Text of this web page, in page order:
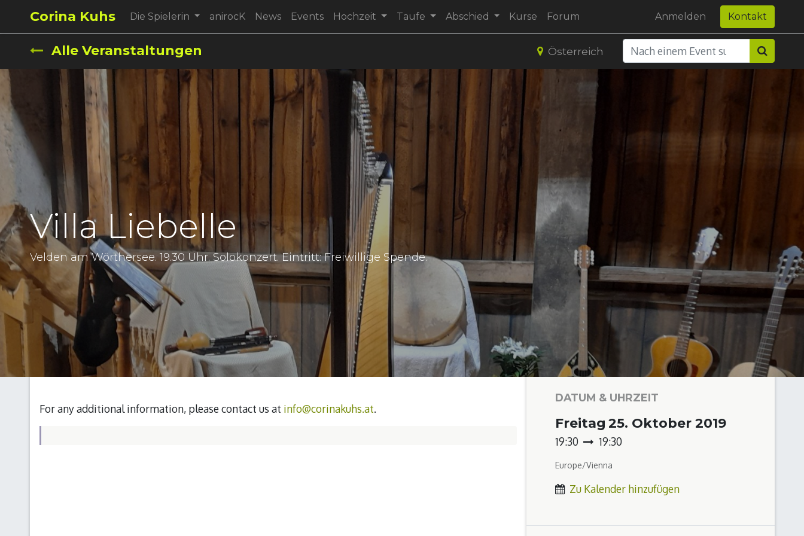
Corina Kuhs Die Spielerin anirocK News Events Hochzeit Taufe Abschied Kurse Forum Anmelden Kontakt
Alle Veranstaltungen Österreich
Villa Liebelle
Velden am Wörthersee. 19.30 Uhr. Solokonzert. Eintritt: Freiwillige Spende.
For any additional information, please contact us at info@corinakuhs.at.
DATUM & UHRZEIT
Freitag 25. Oktober 2019
19:30 19:30
Europe/Vienna
Zu Kalender hinzufügen